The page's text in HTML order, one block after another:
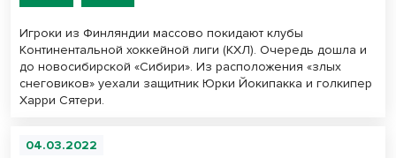
Игроки из Финляндии массово покидают клубы
Континентальной хоккейной лиги (КХЛ). Очередь дошла и
до новосибирской «Сибири». Из расположения «злых
снеговиков» уехали защитник Юрки Йокипакка и голкипер
Харри Сятери.
04.03.2022